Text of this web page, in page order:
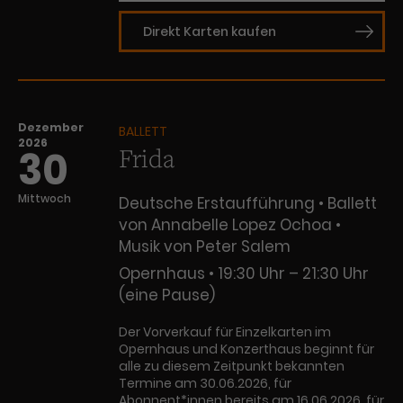
1 Tag
Zweck
darüber zu speichern, wie
Besucher*innen eine Website
nutzen, und hilft bei der Erstellung
Performance der Website. Die
erhobenen Daten umfassen in
anonymisierter Form die Anzahl
der Besuche, die Quelle, aus der sie
stammen, und die besuchten
_gat_UA-63561367-1
3 Monate
Informationen zu Werbeklicks und
dient der Zuordnung von
Conversions zu Google Ads-
Kampagnen.
_gcl_dc
Google / DoubleClick
Direkt Karten kaufen
Dezember
2026
30
Mittwoch
BALLETT
Frida
Deutsche Erstaufführung • Ballett
von Annabelle Lopez Ochoa •
Musik von Peter Salem
Opernhaus
19:30 Uhr – 21:30 Uhr
(eine Pause)
Der Vorverkauf für Einzelkarten im
Opernhaus und Konzerthaus beginnt für
alle zu diesem Zeitpunkt bekannten
Termine am 30.06.2026, für